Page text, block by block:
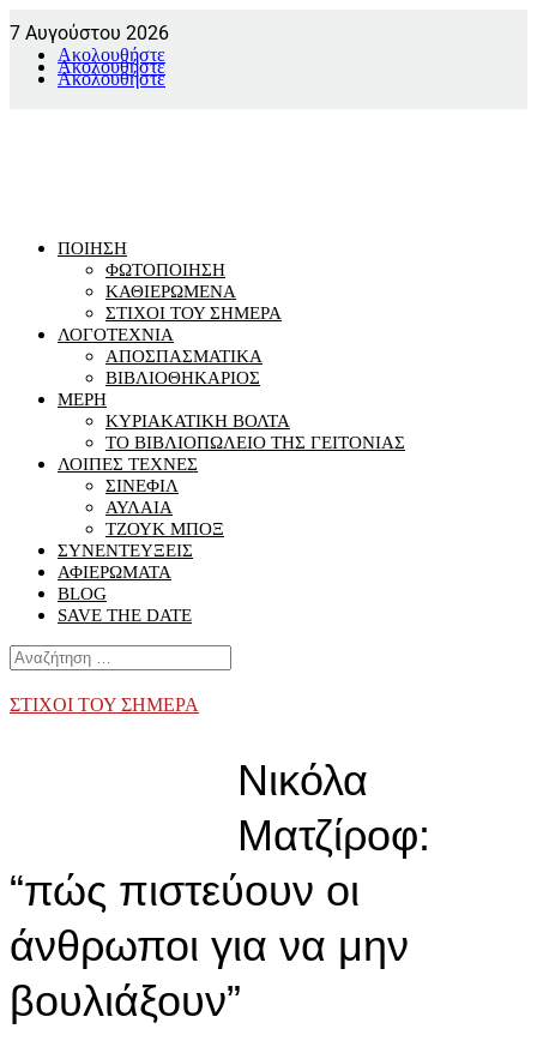
7 Αυγούστου 2026
Ακολουθήστε
Ακολουθήστε
Ακολουθήστε
ΠΟΙΗΣΗ
ΦΩΤΟΠΟΙΗΣΗ
ΚΑΘΙΕΡΩΜΕΝΑ
ΣΤΙΧΟΙ ΤΟΥ ΣΗΜΕΡΑ
ΛΟΓΟΤΕΧΝΙΑ
ΑΠΟΣΠΑΣΜΑΤΙΚΑ
ΒΙΒΛΙΟΘΗΚΑΡΙΟΣ
ΜΕΡΗ
ΚΥΡΙΑΚΑΤΙΚΗ ΒΟΛΤΑ
ΤΟ ΒΙΒΛΙΟΠΩΛΕΙΟ ΤΗΣ ΓΕΙΤΟΝΙΑΣ
ΛΟΙΠΕΣ ΤΕΧΝΕΣ
ΣΙΝΕΦΙΛ
ΑΥΛΑΙΑ
ΤΖΟΥΚ ΜΠΟΞ
ΣΥΝΕΝΤΕΥΞΕΙΣ
ΑΦΙΕΡΩΜΑΤΑ
BLOG
SAVE THE DATE
ΣΤΙΧΟΙ ΤΟΥ ΣΗΜΕΡΑ
Νικόλα
Ματζίροφ:
“πώς πιστεύουν οι
άνθρωποι για να μην
βουλιάξουν”